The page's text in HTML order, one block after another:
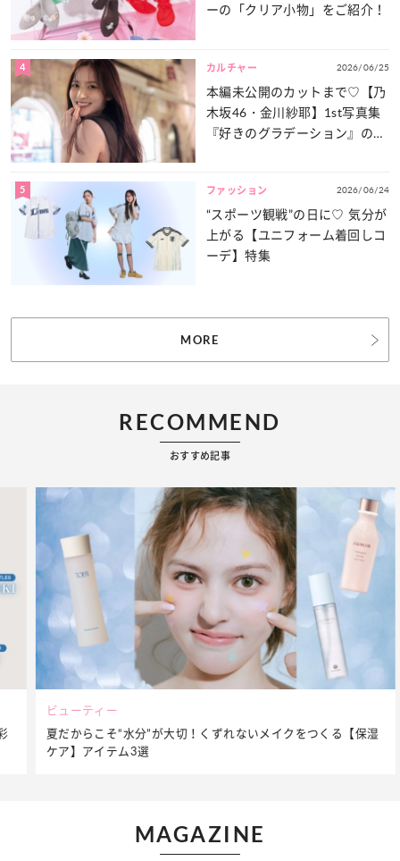
ーの「クリア小物」をご紹介！
4 カルチャー 2026/06/25
本編未公開のカットまで♡【乃
木坂46・金川紗耶】1st写真集
『好きのグラデーション』の魅
5 ファッション 2026/06/24
“スポーツ観戦”の日に♡ 気分が
上がる【ユニフォーム着回しコ
ーデ】特集
MORE
RECOMMEND
おすすめ記事
ビューティー
夏だからこそ“水分”が大切！くずれないメイクをつくる【保湿
ケア】アイテム3選
MAGAZINE